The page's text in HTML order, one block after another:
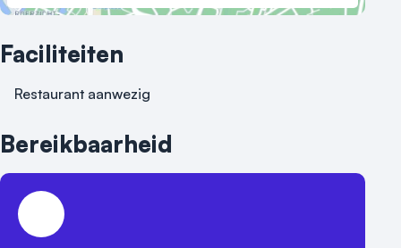
Faciliteiten
Restaurant aanwezig
Bereikbaarheid